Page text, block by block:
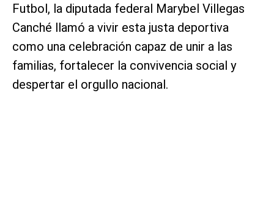
Futbol, la diputada federal Marybel Villegas
Canché llamó a vivir esta justa deportiva
como una celebración capaz de unir a las
familias, fortalecer la convivencia social y
despertar el orgullo nacional.